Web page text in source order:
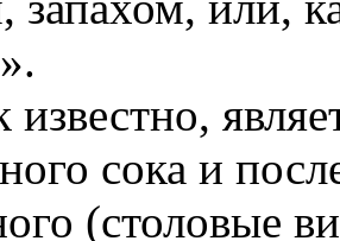
известно,
сока и
(столовые